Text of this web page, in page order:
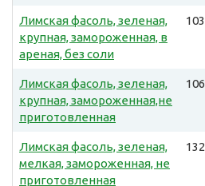
Лимская фасоль, зеленая,
крупная, замороженная, в
ареная, без соли
103
Лимская фасоль, зеленая,
крупная, замороженная,не
приготовленная
106
Лимская фасоль, зеленая,
мелкая, замороженная, не
приготовленная
132